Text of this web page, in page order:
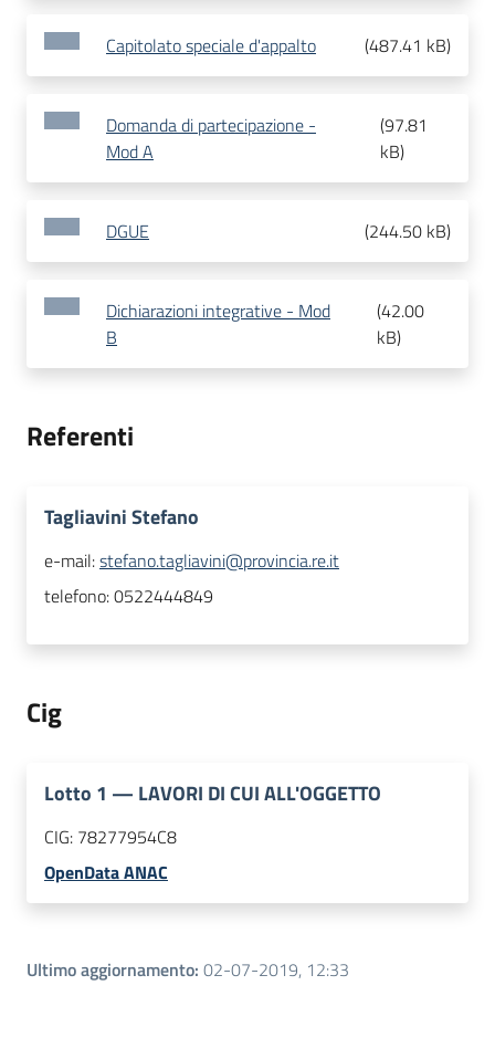
Capitolato speciale d'appalto (487.41 kB)
Domanda di partecipazione -
Mod A
(97.81
kB)
DGUE (244.50 kB)
Dichiarazioni integrative - Mod
B
(42.00
kB)
Referenti
Tagliavini Stefano
e-mail:stefano.tagliavini@provincia.re.it
telefono:0522444849
Cig
Lotto 1 — LAVORI DI CUI ALL'OGGETTO
CIG: 78277954C8
OpenData ANAC
Ultimo aggiornamento: 02-07-2019, 12:33